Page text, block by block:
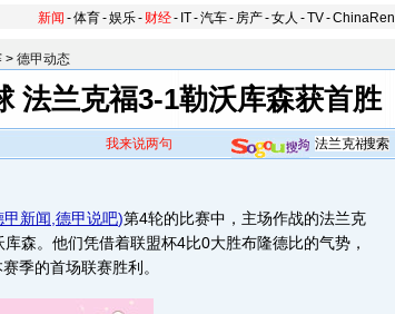
新闻 -体育-娱乐- 财经- IT-汽车- 房产-女人 -TV-ChinaRen
> 德甲动态
法兰克福3-1勒沃库森获首胜
我来说两句
甲新闻 德甲说吧)第4轮的比赛中，主场作战的法兰克
森。他们凭借着联盟杯4比0大胜布隆德比的气势，
季的首场联赛胜利。